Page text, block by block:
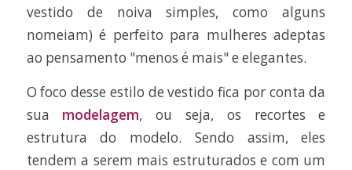
vestido de noiva simples, como alguns
nomeiam) é perfeito para mulheres adeptas
ao pensamento "menos é mais" e elegantes.
O foco desse estilo de vestido fica por conta da
sua modelagem, ou seja, os recortes e
estrutura do modelo. Sendo assim, eles
tendem a serem mais estruturados e com um